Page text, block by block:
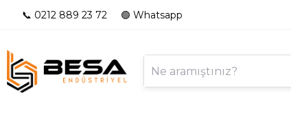
📞 0212 889 23 72 🟢 Whatsapp